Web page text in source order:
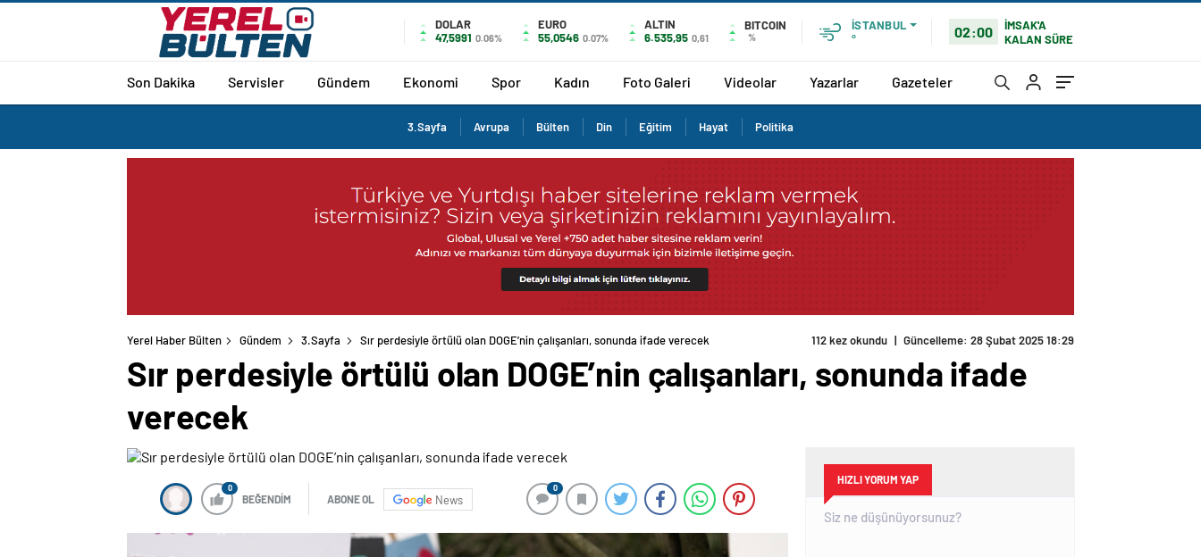
DOLAR
47,5991 0.06%
EURO
55,0546 0.07%
ALTIN
6.535,95 0,61
BITCOIN
%
İSTANBUL
°
02:00
İMSAK'A
KALAN SÜRE
Son Dakika Servisler Gündem Ekonomi Spor Kadın Foto Galeri Videolar Yazarlar Gazeteler
3.Sayfa Avrupa Bülten Din Eğitim Hayat Politika
Yerel Haber Bülten Gündem 3.Sayfa Sır perdesiyle örtülü olan DOGE’nin çalışanları, sonunda ifade verecek 112 kez okundu | Güncelleme: 28 Şubat 2025 18:29
Sır perdesiyle örtülü olan DOGE’nin çalışanları, sonunda ifade
verecek
0
BEĞENDİM ABONE OL News
0
HIZLI YORUM YAP